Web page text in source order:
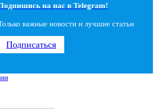
на наc в Telegram!
важные новости и лучшие статьи
Подписаться